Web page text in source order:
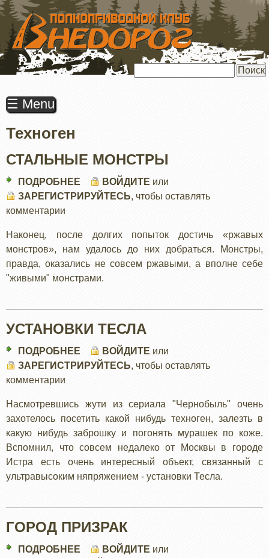
ПЕРЕЙТИ
ОСНОВНОМУ
СОДЕРЖАНИЮ
☰ Menu
Техноген
СТАЛЬНЫЕ МОНСТРЫ
ПОДРОБНЕЕ
СТАЛЬНЫЕ
ВОЙДИТЕ или
ЗАРЕГИСТРИРУЙТЕСЬ, чтобы оставлять
комментарии
Наконец, после долгих попыток достичь «ржавых
монстров», нам удалось до них добраться. Монстры,
правда, оказались не совсем ржавыми, а вполне себе
"живыми" монстрами.
УСТАНОВКИ ТЕСЛА
ПОДРОБНЕЕ
УСТАНОВКИ
ВОЙДИТЕ или
ЗАРЕГИСТРИРУЙТЕСЬ, чтобы оставлять
комментарии
Насмотревшись жути из сериала "Чернобыль" очень
захотелось посетить какой нибудь техноген, залезть в
какую нибудь заброшку и погонять мурашек по коже.
Вспомнил, что совсем недалеко от Москвы в городе
Истра есть очень интересный объект, связанный с
ультравысоким няпряжением - установки Тесла.
ГОРОД ПРИЗРАК
ПОДРОБНЕЕ ВОЙДИТЕ или